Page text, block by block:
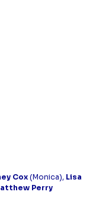
Cox(Monica), Lisa
Perry